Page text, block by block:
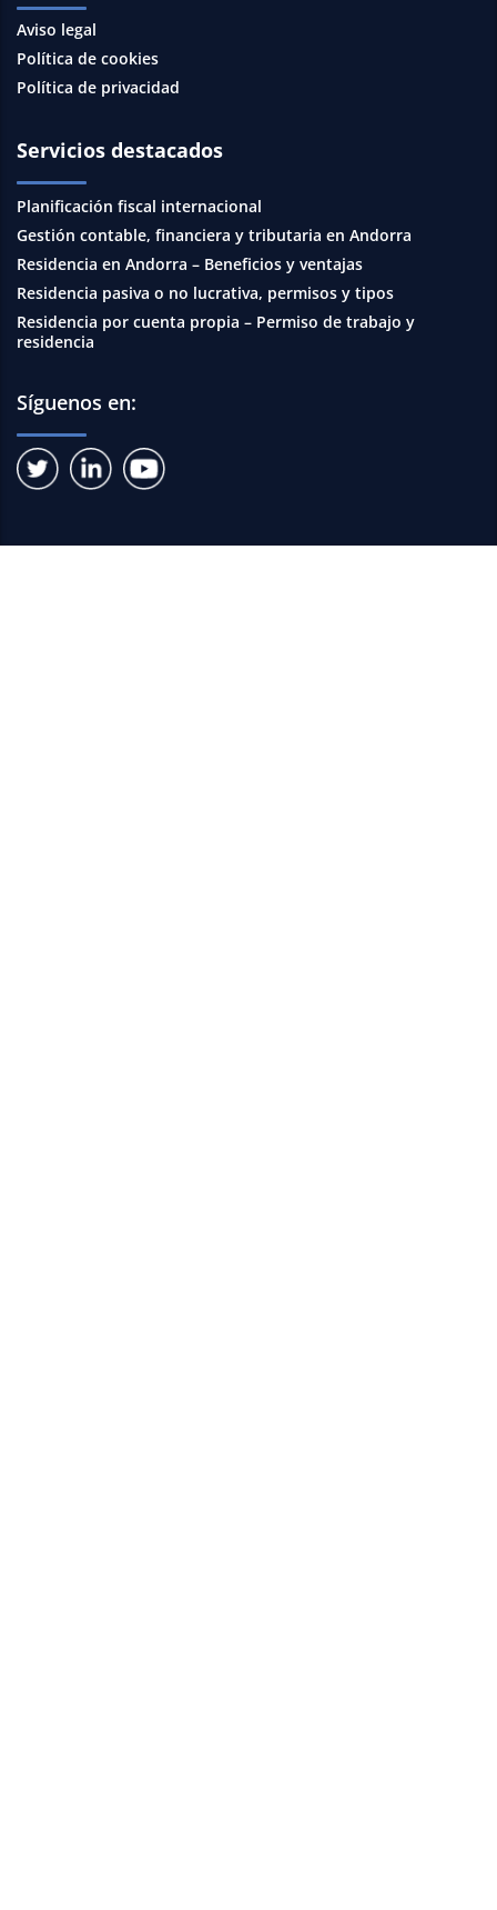
Aviso legal
Política de cookies
Política de privacidad
Servicios destacados
Planificación fiscal internacional
Gestión contable, financiera y tributaria en Andorra
Residencia en Andorra – Beneficios y ventajas
Residencia pasiva o no lucrativa, permisos y tipos
Residencia por cuenta propia – Permiso de trabajo y
residencia
Síguenos en: